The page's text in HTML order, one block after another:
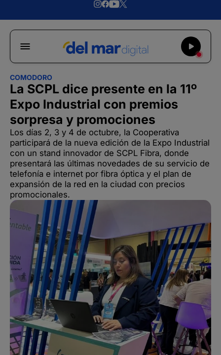
COMODORO
La SCPL dice presente en la 11º
Expo Industrial con premios
sorpresa y promociones
Los días 2, 3 y 4 de octubre, la Cooperativa
participará de la nueva edición de la Expo Industrial
con un stand innovador de SCPL Fibra, donde
presentará las últimas novedades de su servicio de
telefonía e internet por fibra óptica y el plan de
expansión de la red en la ciudad con precios
promocionales.